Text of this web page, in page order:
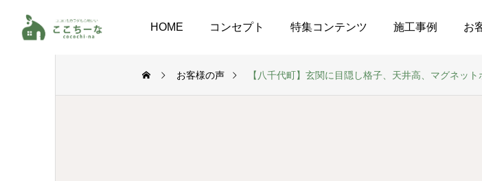
HOME コンセプト 特集コンテンツ 施工事例 お
お客様の声 【八千代町】玄関に目隠し格子、天井高、マグネッ